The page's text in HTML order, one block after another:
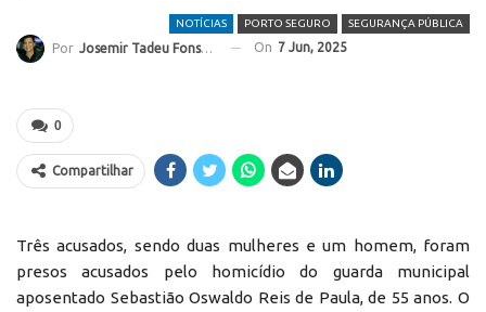
NOTÍCIAS PORTO SEGURO SEGURANÇA PÚBLICA
Por Josemir Tadeu Fonseca On 7 Jun, 2025
0
Compartilhar
Três acusados, sendo duas mulheres e um homem, foram
presos acusados pelo homicídio do guarda municipal
aposentado Sebastião Oswaldo Reis de Paula, de 55 anos. O